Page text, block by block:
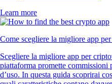
Learn more
Come scegliere la migliore app
Scegliere la migliore app per
piattaforma promette commissioni
d’uso. In questa guida scoprirai